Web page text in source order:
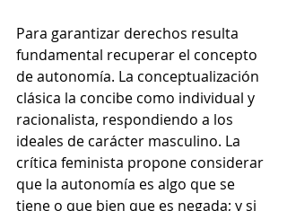
Para garantizar derechos resulta
fundamental recuperar el concepto
de autonomía. La conceptualización
clásica la concibe como individual y
racionalista, respondiendo a los
ideales de carácter masculino. La
crítica feminista propone considerar
que la autonomía es algo que se
tiene o que bien que es negada; y si